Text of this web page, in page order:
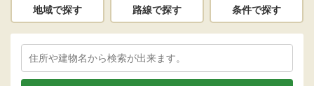
地域で探す 路線で探す 条件で探す